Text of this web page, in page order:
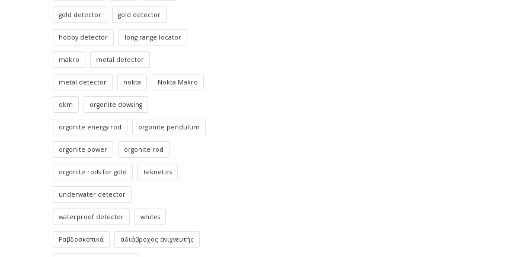
gold detector gold detector
hobby detector long range locator
makro metal detector
metal detector nokta Nokta Makro
okm orgonite dowsing
orgonite energy rod orgonite pendulum
orgonite power orgonite rod
orgonite rods for gold teknetics
underwater detector
waterproof detector whites
Ραβδοσκοπικά αδιάβροχος ανιχνευτής